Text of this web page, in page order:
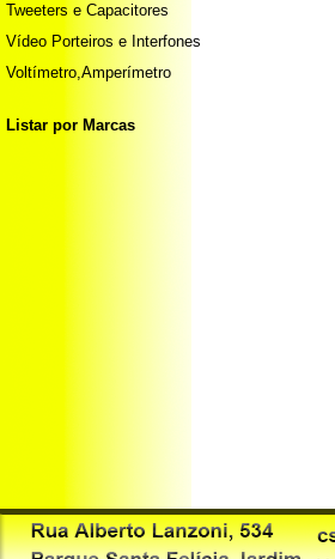
Tweeters e Capacitores
Vídeo Porteiros e Interfones
Voltímetro,Amperímetro
Listar por Marcas